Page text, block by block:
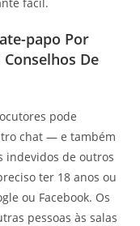
papo Por
De
pode
chat — e também
indevidos de outros
ter 18 anos ou
ou Facebook. Os
pessoas às salas